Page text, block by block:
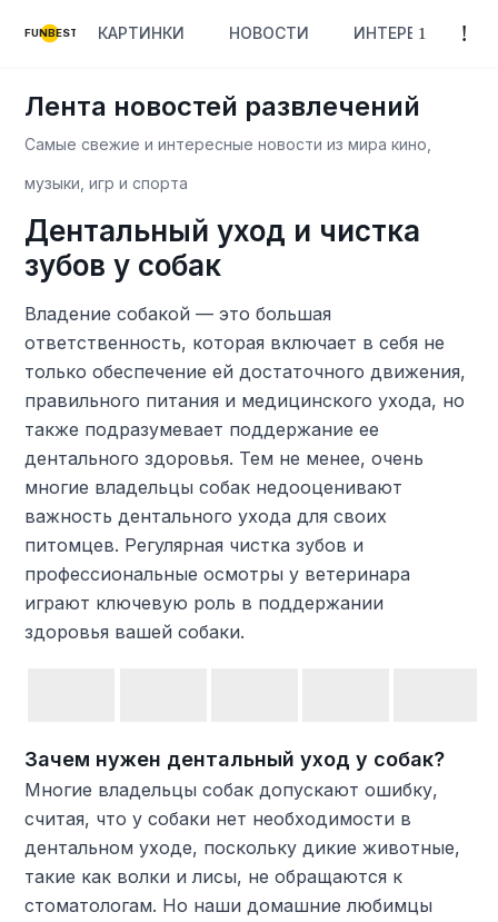
FUNBEST КАРТИНКИ НОВОСТИ ИНТЕРЕСНОЕ
Лента новостей развлечений
Самые свежие и интересные новости из мира кино,
музыки, игр и спорта
Дентальный уход и чистка
зубов у собак
Владение собакой — это большая
ответственность, которая включает в себя не
только обеспечение ей достаточного движения,
правильного питания и медицинского ухода, но
также подразумевает поддержание ее
дентального здоровья. Тем не менее, очень
многие владельцы собак недооценивают
важность дентального ухода для своих
питомцев. Регулярная чистка зубов и
профессиональные осмотры у ветеринара
играют ключевую роль в поддержании
здоровья вашей собаки.
Зачем нужен дентальный уход у собак?
Многие владельцы собак допускают ошибку,
считая, что у собаки нет необходимости в
дентальном уходе, поскольку дикие животные,
такие как волки и лисы, не обращаются к
стоматологам. Но наши домашние любимцы